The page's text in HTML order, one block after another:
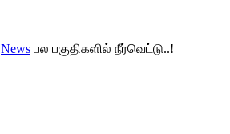
News பல பகுதிகளில் நீர்வெட்டு..!